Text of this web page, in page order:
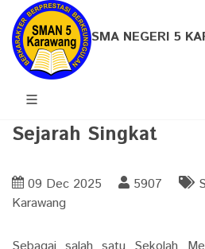
SMA NEGERI 5
Sejarah Singkat
09 Dec 2025 5907
Karawang